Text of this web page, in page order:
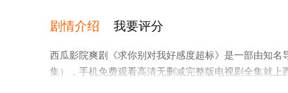
剧情介绍 我要评分
西瓜影院爽剧《求你别对我好感度超标》是一部由知
集），手机免费观看高清无删减完整版电视剧全集就